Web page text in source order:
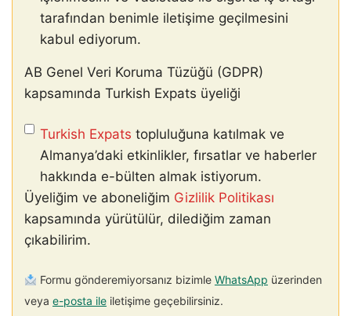
tarafından benimle iletişime geçilmesini
kabul ediyorum.
AB Genel Veri Koruma Tüzüğü (GDPR)
kapsamında Turkish Expats üyeliği
Turkish Expats topluluğuna katılmak ve
Almanya’daki etkinlikler, fırsatlar ve haberler
hakkında e-bülten almak istiyorum.
Üyeliğim ve aboneliğim Gizlilik Politikası
kapsamında yürütülür, dilediğim zaman
çıkabilirim.
Formu gönderemiyorsanız bizimle WhatsApp üzerinden
veya e-posta ile iletişime geçebilirsiniz.